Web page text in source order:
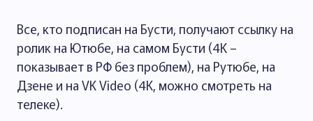
Все, кто подписан на Бусти, получают ссылку на
ролик на Ютюбе, на самом Бусти (4К –
показывает в РФ без проблем), на Рутюбе, на
Дзене и на VK Video (4K, можно смотреть на
телеке).